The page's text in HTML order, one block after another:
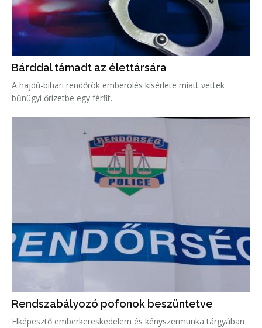
Bárddal támadt az élettársára
A hajdú-bihari rendőrök emberölés kísérlete miatt vettek
bűnügyi őrizetbe egy férfit.
Rendszabályozó pofonok beszüntetve
Elképesztő emberkereskedelem és kényszermunka tárgyában